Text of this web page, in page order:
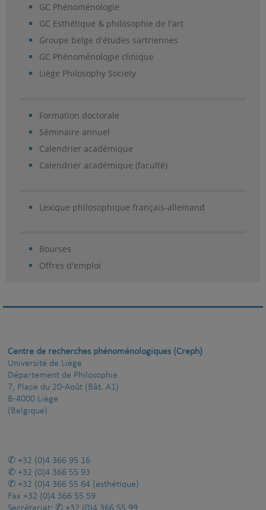
GC Phénoménologie
GC Esthétique & philosophie de l'art
Groupe belge d'études sartriennes
GC Phénoménologie clinique
Liège Philosophy Society
Formation doctorale
Séminaire annuel
Calendrier académique
Calendrier académique (faculté)
Lexique philosophique français-allemand
Bourses
Offres d'emploi
Centre de recherches phénoménologiques (Creph)
Université de Liège
Département de Philosophie
7, Place du 20-Août (Bât. A1)
B-4000 Liège
(Belgique)
+32 (0)4 366 95 16
+32 (0)4 366 55 93
+32 (0)4 366 55 64 (esthétique)
Fax +32 (0)4 366 55 59